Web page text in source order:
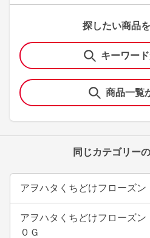
探したい商品
キーワー
商品一覧
同じカテゴリー
アヲハタくちどけフローズ
アヲハタくちどけフローズ
０Ｇ